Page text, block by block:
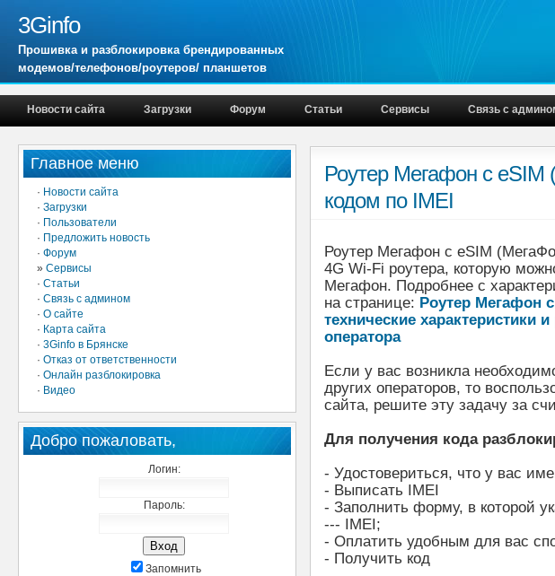
3Ginfo
Прошивка и разблокировка брендированных
модемов/телефонов/роутеров/ планшетов
Новости сайта Загрузки Форум Статьи Сервисы Связь с
Главное меню
· Новости сайта
· Загрузки
· Пользователи
· Предложить новость
· Форум
» Сервисы
· Статьи
· Связь с админом
· О сайте
· Карта сайта
· 3Ginfo в Брянске
· Отказ от ответственности
· Онлайн разблокировка
· Видео
Добро пожаловать,
Логин:
Пароль:
Запомнить
Роутер Мегафон с eSIM
кодом по IMEI
Роутер Мегафон с eSIM
4G Wi-Fi роутера, которую
Мегафон. Подробнее с
на странице: Роутер Мегафон
технические характеристики
оператора
Если у вас возникла
других операторов, то
сайта, решите эту задачу за
Для получения кода
- Удостовериться, что у вас
- Выписать IMEI
- Заполнить форму, в которой
--- IMEI;
- Оплатить удобным для вас
- Получить код